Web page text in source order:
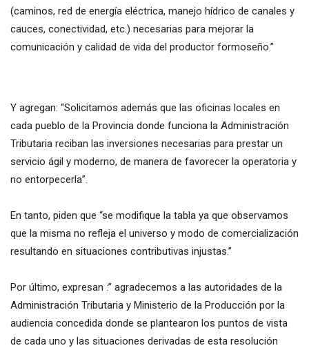
(caminos, red de energía eléctrica, manejo hídrico de canales y
cauces, conectividad, etc.) necesarias para mejorar la
comunicación y calidad de vida del productor formoseño.”
Y agregan: “Solicitamos además que las oficinas locales en
cada pueblo de la Provincia donde funciona la Administración
Tributaria reciban las inversiones necesarias para prestar un
servicio ágil y moderno, de manera de favorecer la operatoria y
no entorpecerla”.
En tanto, piden que “se modifique la tabla ya que observamos
que la misma no refleja el universo y modo de comercialización
resultando en situaciones contributivas injustas.”
Por último, expresan :” agradecemos a las autoridades de la
Administración Tributaria y Ministerio de la Producción por la
audiencia concedida donde se plantearon los puntos de vista
de cada uno y las situaciones derivadas de esta resolución